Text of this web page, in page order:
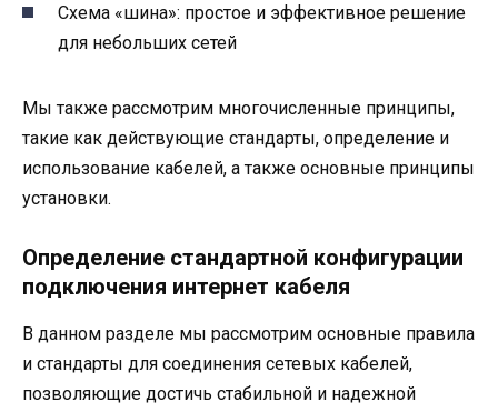
Схема «шина»: простое и эффективное решение
для небольших сетей
Мы также рассмотрим многочисленные принципы,
такие как действующие стандарты, определение и
использование кабелей, а также основные принципы
установки.
Определение стандартной конфигурации
подключения интернет кабеля
В данном разделе мы рассмотрим основные правила
и стандарты для соединения сетевых кабелей,
позволяющие достичь стабильной и надежной